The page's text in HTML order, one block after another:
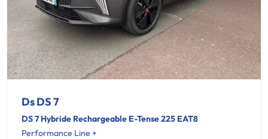
Ds DS 7
DS 7 Hybride Rechargeable E-Tense 225 EAT8
Performance Line +